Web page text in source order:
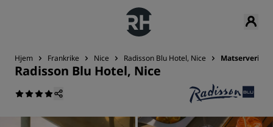
Hjem Frankrike Nice Radisson Blu Hotel, Nice Matservering
Radisson Blu Hotel, Nice